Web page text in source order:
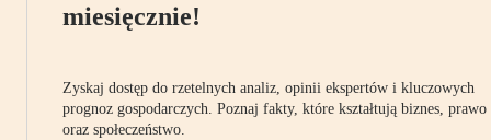
miesięcznie!
Zyskaj dostęp do rzetelnych analiz, opinii ekspertów i kluczowych
prognoz gospodarczych. Poznaj fakty, które kształtują biznes, prawo
oraz społeczeństwo.